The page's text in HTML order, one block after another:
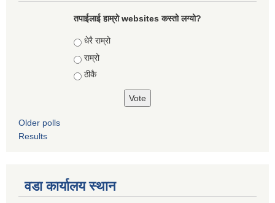
तपाईलाई हाम्रो websites कस्तो लग्यो?
Choices
धेरै राम्रो
राम्रो
ठीकै
Older polls
Results
वडा कार्यालय स्थान